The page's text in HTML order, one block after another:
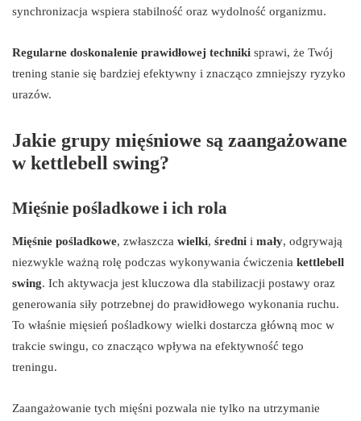
synchronizacja wspiera stabilność oraz wydolność organizmu.
Regularne doskonalenie prawidłowej techniki sprawi, że Twój
trening stanie się bardziej efektywny i znacząco zmniejszy ryzyko
urazów.
Jakie grupy mięśniowe są zaangażowane
w kettlebell swing?
Mięśnie pośladkowe i ich rola
Mięśnie pośladkowe, zwłaszcza wielki, średni i mały, odgrywają
niezwykle ważną rolę podczas wykonywania ćwiczenia kettlebell
swing. Ich aktywacja jest kluczowa dla stabilizacji postawy oraz
generowania siły potrzebnej do prawidłowego wykonania ruchu.
To właśnie mięsień pośladkowy wielki dostarcza główną moc w
trakcie swingu, co znacząco wpływa na efektywność tego
treningu.
Zaangażowanie tych mięśni pozwala nie tylko na utrzymanie